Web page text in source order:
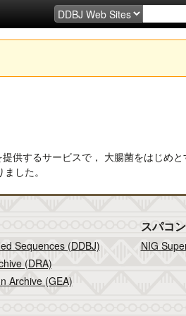
するサービスで， 大腸菌をはじめ
した。
Sequences (DDBJ)
(DRA)
Archive (GEA)
スパコン
NIG